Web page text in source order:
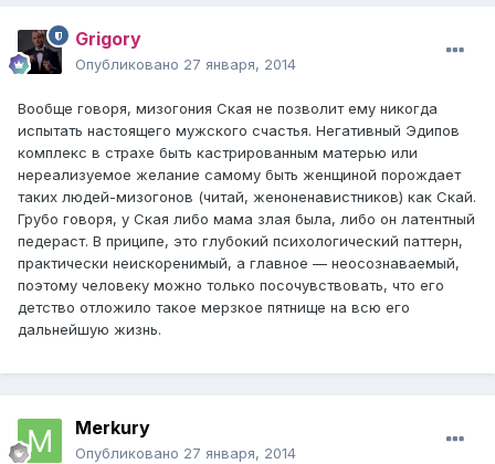
Grigory
Опубликовано 27 января, 2014
Вообще говоря, мизогония Ская не позволит ему никогда
испытать настоящего мужского счастья. Негативный Эдипов
комплекс в страхе быть кастрированным матерью или
нереализуемое желание самому быть женщиной порождает
таких людей-мизогонов (читай, женоненавистников) как Скай.
Грубо говоря, у Ская либо мама злая была, либо он латентный
педераст. В приципе, это глубокий психологический паттерн,
практически неискоренимый, а главное — неосознаваемый,
поэтому человеку можно только посочувствовать, что его
детство отложило такое мерзкое пятнище на всю его
дальнейшую жизнь.
Merkury
Опубликовано 27 января, 2014